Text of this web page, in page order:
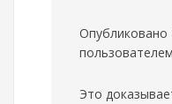
Опубликовано
пользователем
Это